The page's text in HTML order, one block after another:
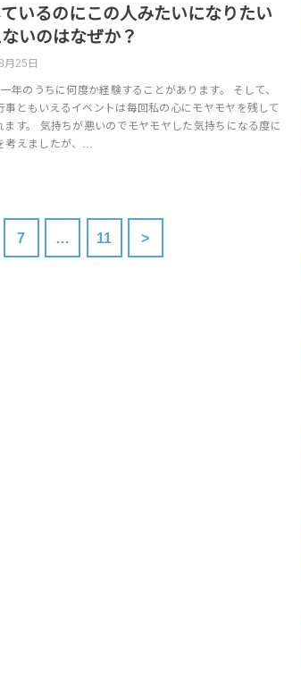
いるのにこの人みたいになりたい
いのはなぜか？
月25日
年のうちに何度か経験することがあります。 そして、
事ともいえるイベントは毎回私の心にモヤモヤを残して
ます。 気持ちが悪いのでモヤモヤした気持ちになる度に
考えましたが、…
7 … 11 >